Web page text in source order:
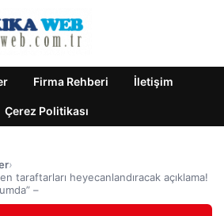
Firma Rehberi İletişim
Çerez Politikası
›
taraftarları heyecanlandıracak açıklama!
–